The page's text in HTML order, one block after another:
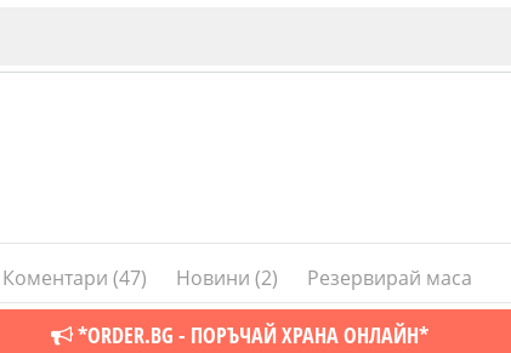
В. Търново
Коментари (47) Новини (2) Резервирай маса
*ORDER.BG - ПОРЪЧАЙ ХРАНА ОНЛАЙН*